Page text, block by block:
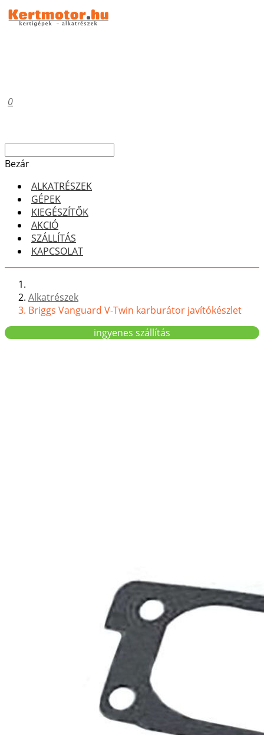
0
Bezár
ALKATRÉSZEK
GÉPEK
KIEGÉSZÍTŐK
AKCIÓ
SZÁLLÍTÁS
KAPCSOLAT
Alkatrészek
Briggs Vanguard V-Twin karburátor javítókészlet
ingyenes szállítás